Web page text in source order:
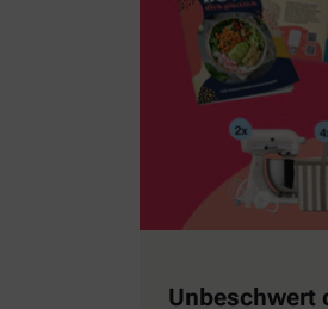
Unbeschwert